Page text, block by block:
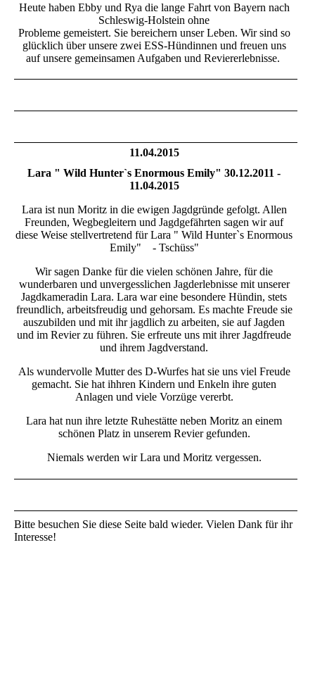
Heute haben Ebby und Rya die lange Fahrt von Bayern nach
Schleswig-Holstein ohne
Probleme gemeistert. Sie bereichern unser Leben. Wir sind so
glücklich über unsere zwei ESS-Hündinnen und freuen uns
auf unsere gemeinsamen Aufgaben und Reviererlebnisse.
11.04.2015
Lara " Wild Hunter`s Enormous Emily" 30.12.2011 -
11.04.2015
Lara ist nun Moritz in die ewigen Jagdgründe gefolgt. Allen
Freunden, Wegbegleitern und Jagdgefährten sagen wir auf
diese Weise stellvertretend für Lara " Wild Hunter`s Enormous
Emily" - Tschüss"
Wir sagen Danke für die vielen schönen Jahre, für die
wunderbaren und unvergesslichen Jagderlebnisse mit unserer
Jagdkameradin Lara. Lara war eine besondere Hündin, stets
freundlich, arbeitsfreudig und gehorsam. Es machte Freude sie
auszubilden und mit ihr jagdlich zu arbeiten, sie auf Jagden
und im Revier zu führen. Sie erfreute uns mit ihrer Jagdfreude
und ihrem Jagdverstand.
Als wundervolle Mutter des D-Wurfes hat sie uns viel Freude
gemacht. Sie hat ihhren Kindern und Enkeln ihre guten
Anlagen und viele Vorzüge vererbt.
Lara hat nun ihre letzte Ruhestätte neben Moritz an einem
schönen Platz in unserem Revier gefunden.
Niemals werden wir Lara und Moritz vergessen.
Bitte besuchen Sie diese Seite bald wieder. Vielen Dank für ihr
Interesse!